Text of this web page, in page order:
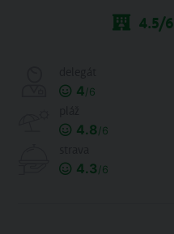
4.5/6
4/6
4.8/6
4.3/6